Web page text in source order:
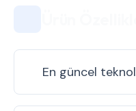
En güncel